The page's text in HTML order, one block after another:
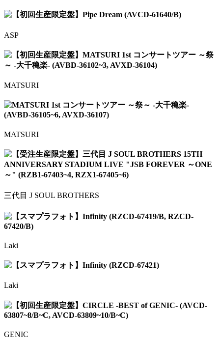
【初回生産限定盤】Pipe Dream (AVCD-61640/B)
ASP
【初回生産限定盤】MATSURI 1st コンサートツアー ～祭
～ -大千穐楽- (AVBD-36102~3, AVXD-36104)
MATSURI
MATSURI 1st コンサートツアー ～祭～ -大千穐楽-
(AVBD-36105~6, AVXD-36107)
MATSURI
【受注生産限定盤】三代目 J SOUL BROTHERS 15TH
ANNIVERSARY STADIUM LIVE "JSB FOREVER ～ONE
～" (RZB1-67403~4, RZX1-67405~6)
三代目 J SOUL BROTHERS
【スマプラフォト】Infinity (RZCD-67419/B, RZCD-
67420/B)
Laki
【スマプラフォト】Infinity (RZCD-67421)
Laki
【初回生産限定盤】CIRCLE -BEST of GENIC- (AVCD-
63807~8/B~C, AVCD-63809~10/B~C)
GENIC